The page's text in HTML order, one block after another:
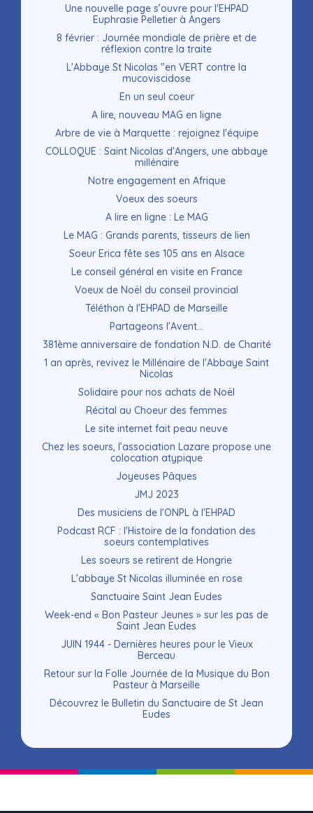
Une nouvelle page s’ouvre pour l'EHPAD
Euphrasie Pelletier à Angers
8 février : Journée mondiale de prière et de
réflexion contre la traite
L'Abbaye St Nicolas "en VERT contre la
mucoviscidose
En un seul coeur
A lire, nouveau MAG en ligne
Arbre de vie à Marquette : rejoignez l'équipe
COLLOQUE : Saint Nicolas d'Angers, une abbaye
millénaire
Notre engagement en Afrique
Voeux des soeurs
A lire en ligne : Le MAG
Le MAG : Grands parents, tisseurs de lien
Soeur Erica fête ses 105 ans en Alsace
Le conseil général en visite en France
Voeux de Noël du conseil provincial
Téléthon à l'EHPAD de Marseille
Partageons l'Avent...
381ème anniversaire de fondation N.D. de Charité
1 an après, revivez le Millénaire de l'Abbaye Saint
Nicolas
Solidaire pour nos achats de Noël
Récital au Choeur des femmes
Le site internet fait peau neuve
Chez les soeurs, l’association Lazare propose une
colocation atypique
Joyeuses Pâques
JMJ 2023
Des musiciens de l'ONPL à l'EHPAD
Podcast RCF : l'Histoire de la fondation des
soeurs contemplatives
Les soeurs se retirent de Hongrie
L'abbaye St Nicolas illuminée en rose
Sanctuaire Saint Jean Eudes
Week-end « Bon Pasteur Jeunes » sur les pas de
Saint Jean Eudes
JUIN 1944 - Dernières heures pour le Vieux
Berceau
Retour sur la Folle Journée de la Musique du Bon
Pasteur à Marseille
Découvrez le Bulletin du Sanctuaire de St Jean
Eudes